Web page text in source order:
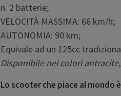
n. 2 batterie;
VELOCITÀ MASSIMA: 66 km/h;
AUTONOMIA: 90 km;
Equivale ad un 125cc
Disponibile nei colori
Lo scooter che piace al mondo